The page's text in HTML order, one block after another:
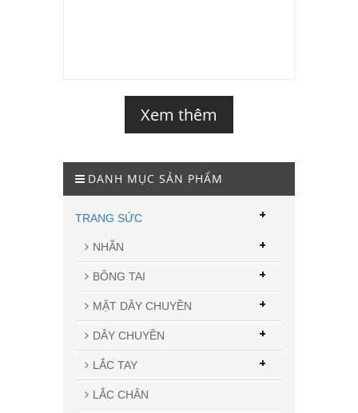
Xem thêm
DANH MỤC SẢN PHẨM
TRANG SỨC
NHẪN +
BÔNG TAI +
MẶT DÂY CHUYỀN +
DÂY CHUYỀN +
LẮC TAY +
LẮC CHÂN
+